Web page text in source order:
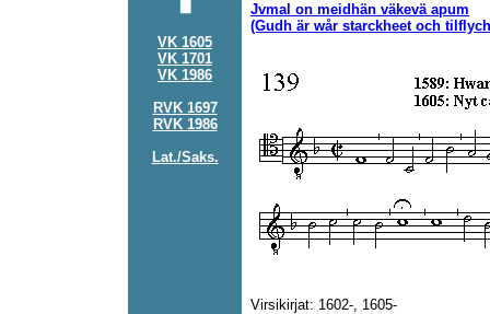
VK 1605
VK 1701
VK 1986
RVK 1697
RVK 1986
Lat./Saks.
Jvmal on meidhän väkevä apum
(Gudh är wår starckheet och
Virsikirjat: 1602-, 1605-